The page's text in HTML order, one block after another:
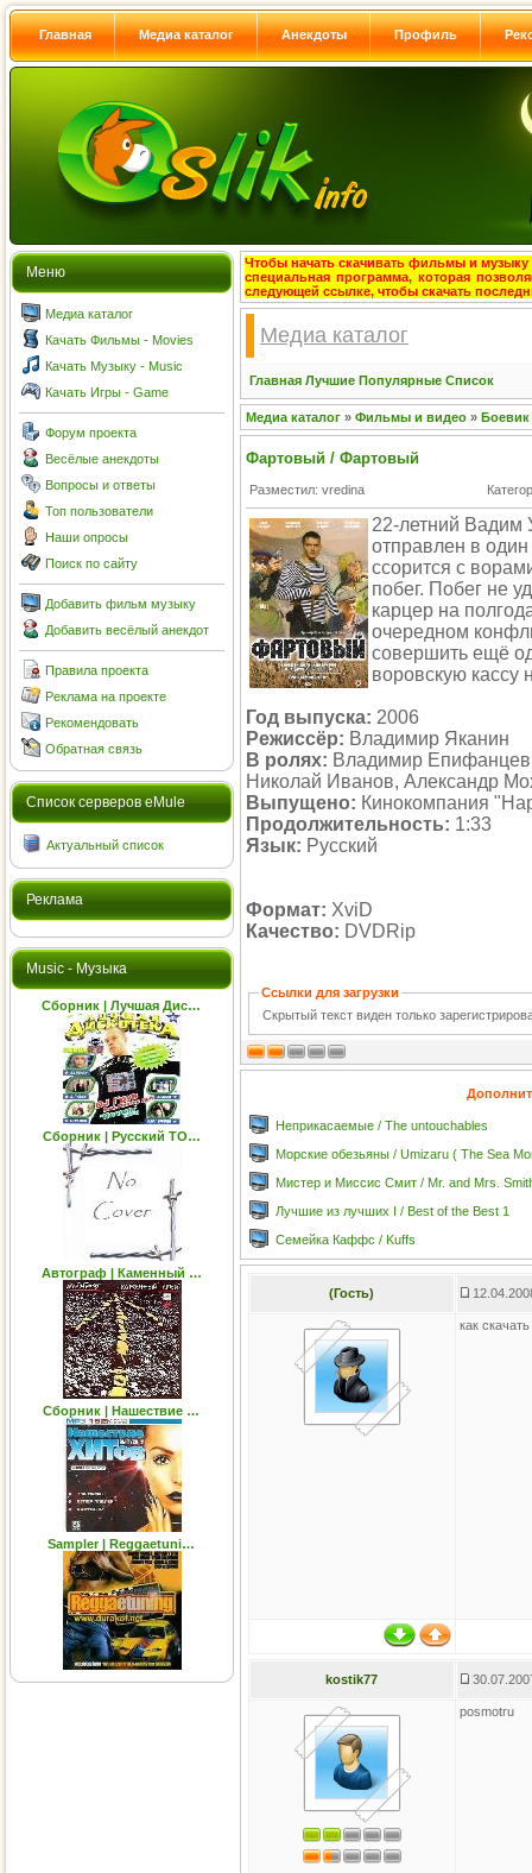
Главная Медиа каталог Анекдоты Профиль
Меню
Медиа каталог
Качать Фильмы - Movies
Качать Музыку - Music
Качать Игры - Game
Форум проекта
Весёлые анекдоты
Вопросы и ответы
Топ пользователи
Наши опросы
Поиск по сайту
Добавить фильм музыку
Добавить весёлый анекдот
Правила проекта
Реклама на проекте
Рекомендовать
Обратная связь
Cписок серверов eMule
Актуальный список
Реклама
Music - Музыка
Сборник | Лучшая Дис…
Сборник | Русский ТО…
Автограф | Каменный …
Cборник | Нашествие …
Sampler | Reggaetuni…
Чтобы начать скачивать фильмы и музыку
специальная программа, которая
следующей ссылке, чтобы скачать
Медиа каталог
Главная Лучшие Популярные Список
Медиа каталог » Фильмы и видео » Боевик
Фартовый / Фартовый
Разместил: vredina
22-летний Вадим
отправлен в
ссорится с
побег. Побег не
карцер на
очередном
совершить ещё
воровскую
Год выпуска: 2006
Режиссёр: Владимир Яканин
В ролях: Владимир
Николай Иванов, Александр
Выпущено: Кинокомпания
Продолжительность: 1:33
Язык: Русский
Формат: XviD
Качество: DVDRip
Ссылки для загрузки
Скрытый текст виден только
Неприкасаемые / The untouchables
Морские обезьяны / Umizaru ( The Sea
Мистер и Миссис Смит / Mr. and Mrs.
Лучшие из лучших I / Best of the Best 1
Семейка Каффс / Kuffs
(Гость)
как
kostik77
posmotru